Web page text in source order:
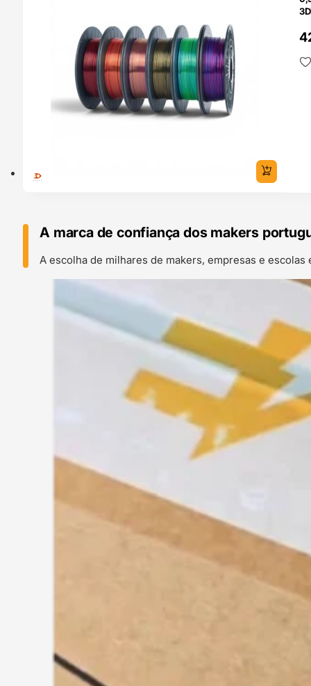
A marca de confiança dos makers
A escolha de milhares de makers, empresas e escolas